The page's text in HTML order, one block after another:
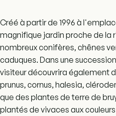
Créé à partir de 1996 à
magnifique jardin proche de la
nombreux conifères, chênes
caduques. Dans une
visiteur découvrira également
prunus, cornus, halesia,
que des plantes de terre de
plantés de vivaces aux